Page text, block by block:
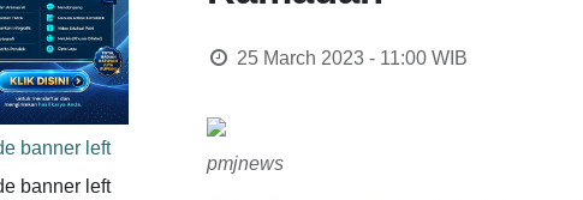
25 March 2023 - 11:00WIB
pmjnews